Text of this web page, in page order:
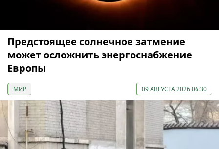
Предстоящее солнечное затмение
может осложнить энергоснабжение
Европы
МИР 09 АВГУСТА 2026 06:30